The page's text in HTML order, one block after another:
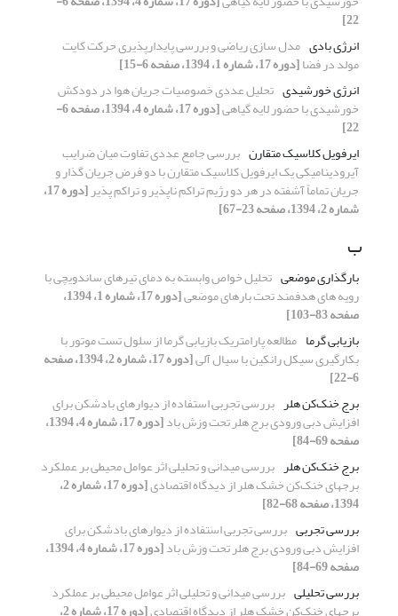
22]
انرژی بادی مدل سازی ریاضی و بررسی پایدارپذیری حرکت کایت
مولد در فضا[دوره 17، شماره 1، 1394، صفحه 6-15]
انرژی خورشیدی تحلیل عددی خصوصیات جریان هوا در دودکش
خورشیدی با حضور لایه گیاهی [دوره 17، شماره 4، 1394، صفحه 6-
22]
ایرفویل کلاسیک متقارن بررسی جامع عددی تفاوت میان ضرایب
آیرودینامیکی یک ایرفویل کلاسیک متقارن با دو فرض جریان گذار و
جریان تماماً آشفته در هر دو رژیم تراکم ناپذیر و تراکم پذیر [دوره 17،
شماره 2، 1394، صفحه 23-67]
ب
بارگذاری موضعی تحلیل خواص وابسته به دمای تیرهای ساندویچی با
رویه های هدفمند تحت بارهای موضعی [دوره 17، شماره 1، 1394،
صفحه 83-103]
بازیابی گرما مطالعه پارامتریک بازیابی گرما از سلول تست موتور با
بکارگیری سیکل رانکین با سیال آلی [دوره 17، شماره 2، 1394، صفحه
6-22]
برج خنک‌کن هلر بررسی تجربی استفاده از دیوارهای بادشکن برای
افزایش دبی ورودی برج هلر تحت وزش باد [دوره 17، شماره 4، 1394،
صفحه 69-84]
برج خنک‌کن هلر بررسی میدانی و تحلیلی اثر عوامل محیطی بر عملکرد
برجهای خنک‌کن خشک هلر از دیدگاه اقتصادی [دوره 17، شماره 2،
1394، صفحه 68-82]
بررسی تجربی بررسی تجربی استفاده از دیوارهای بادشکن برای
افزایش دبی ورودی برج هلر تحت وزش باد [دوره 17، شماره 4، 1394،
صفحه 69-84]
بررسی تحلیلی بررسی میدانی و تحلیلی اثر عوامل محیطی بر عملکرد
برجهای خنک‌کن خشک هلر از دیدگاه اقتصادی [دوره 17، شماره 2،